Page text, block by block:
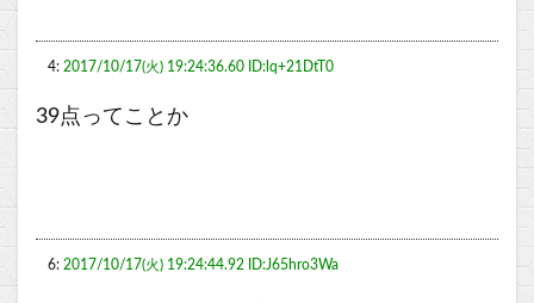
4: 2017/10/17(火) 19:24:36.60 ID:lq+21DtT0
39点ってことか
6: 2017/10/17(火) 19:24:44.92 ID:J65hro3Wa